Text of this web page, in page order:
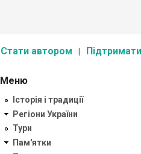
Стати автором Підтримати
Меню
Історія і традиції
Регіони України
Тури
Пам'ятки